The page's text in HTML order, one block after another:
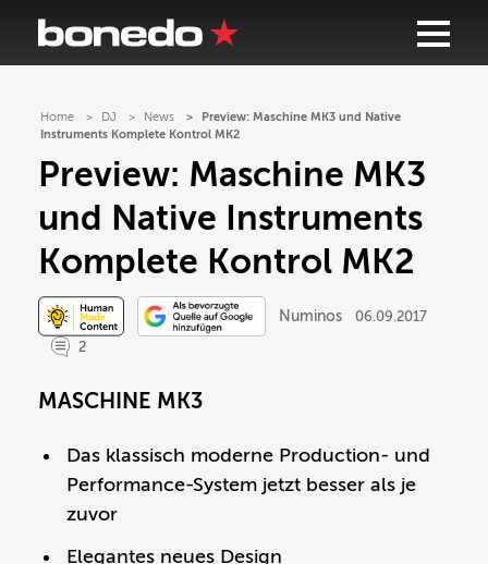
Home DJ News
Preview: Maschine MK3 und Native
Instruments Komplete Kontrol MK2
Preview: Maschine MK3
und Native Instruments
Komplete Kontrol MK2
Numinos
06.09.2017
2
MASCHINE MK3
Das klassisch moderne Production- und
Performance-System jetzt besser als je
zuvor
Elegantes neues Design